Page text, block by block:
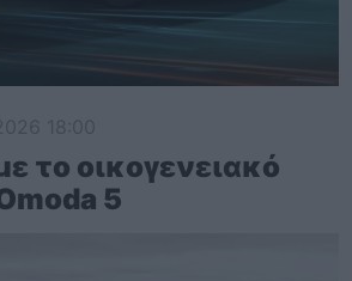
το οικογενειακό
5